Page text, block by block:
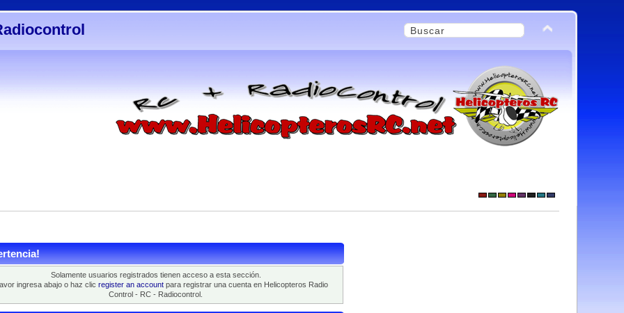
Solamente usuarios registrados tienen acceso a esta sección.
ingresa abajo o haz clicregister an account para registrar una cuenta en Helicopteros Radio
Control - RC - Radiocontrol.